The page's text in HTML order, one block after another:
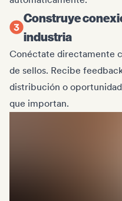
Construye
industria
Conéctate directamente
de sellos. Recibe
distribución o
que importan.